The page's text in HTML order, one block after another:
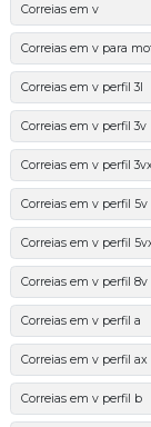
Correias em v
Correias em v para
Correias em v perfil 3l
Correias em v perfil 3v
Correias em v perfil
Correias em v perfil 5v
Correias em v perfil
Correias em v perfil 8v
Correias em v perfil a
Correias em v perfil ax
Correias em v perfil b